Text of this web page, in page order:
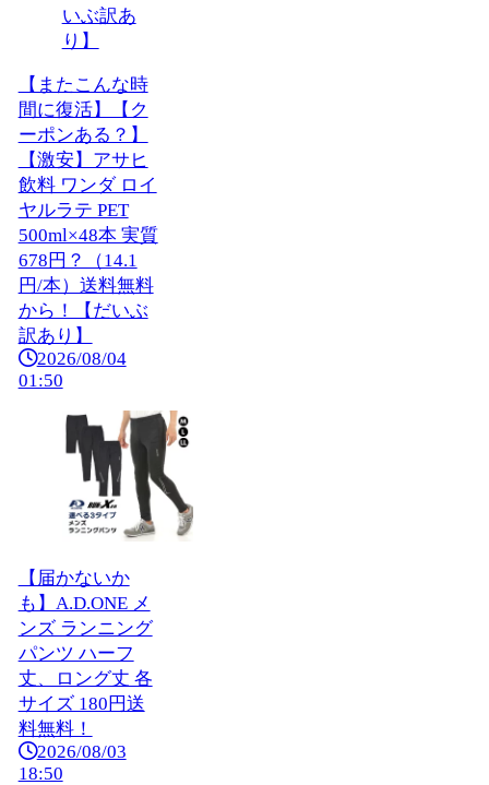
【またこんな時
間に復活】【ク
ーポンある？】
【激安】アサヒ
飲料 ワンダ ロイ
ヤルラテ PET
500ml×48本 実質
678円？（14.1
円/本）送料無料
から！【だいぶ
訳あり】
2026/08/04
01:50
【届かないか
も】A.D.ONE メ
ンズ ランニング
パンツ ハーフ
丈、ロング丈 各
サイズ 180円送
料無料！
2026/08/03
18:50